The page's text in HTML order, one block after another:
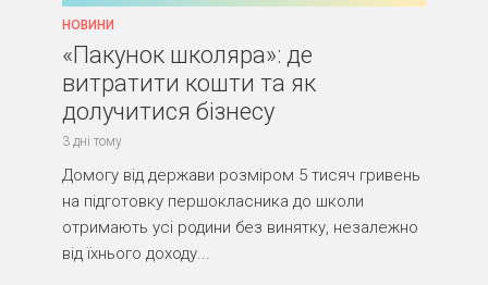
НОВИНИ
«Пакунок школяра»: де
витратити кошти та як
долучитися бізнесу
3 дні тому
Домогу від держави розміром 5 тисяч гривень
на підготовку першокласника до школи
отримають усі родини без винятку, незалежно
від їхнього доходу...